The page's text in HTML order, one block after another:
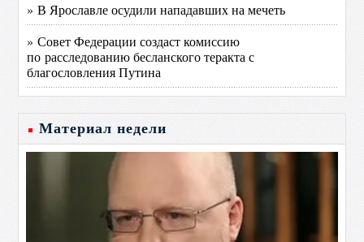
» В Ярославле осудили нападавших на мечеть
» Совет Федерации создаст комиссию
по расследованию бесланского теракта с
благословления Путина
Материал недели